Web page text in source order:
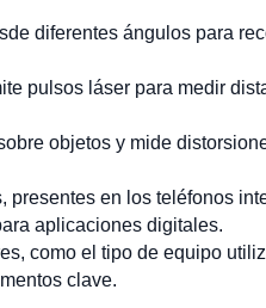
diferentes ángulos para
pulsos láser para medir
objetos y mide
presentes en los teléfonos
aplicaciones digitales.
como el tipo de equipo
clave.